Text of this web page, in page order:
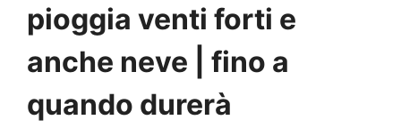
pioggia venti forti e
anche neve | fino a
quando durerà